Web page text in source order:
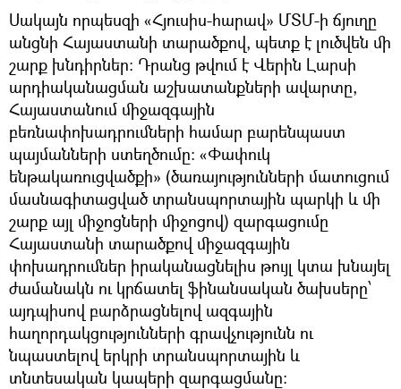
Սակայն որպեսզի «Հյուսիս-հարավ» ՄՏՄ-ի ճյուղը
անցնի Հայաստանի տարածքով, պետք է լուծվեն մի
շարք խնդիրներ։ Դրանց թվում է Վերին Լարսի
արդիականացման աշխատանքների ավարտը,
Հայաստանում միջազգային
բեռնափոխադրումների համար բարենպաստ
պայմանների ստեղծումը։ «Փափուկ
ենթակառուցվածքի» (ծառայությունների մատուցում
մասնագիտացված տրանսպորտային պարկի և մի
շարք այլ միջոցների միջոցով) զարգացումը
Հայաստանի տարածքով միջազգային
փոխադրումներ իրականացնելիս թույլ կտա խնայել
ժամանակն ու կրճատել ֆինանսական ծախսերը՝
այդպիսով բարձրացնելով ազգային
հաղորդակցությունների գրավչությունն ու
նպաստելով երկրի տրանսպորտային և
տնտեսական կապերի զարգացմանը։